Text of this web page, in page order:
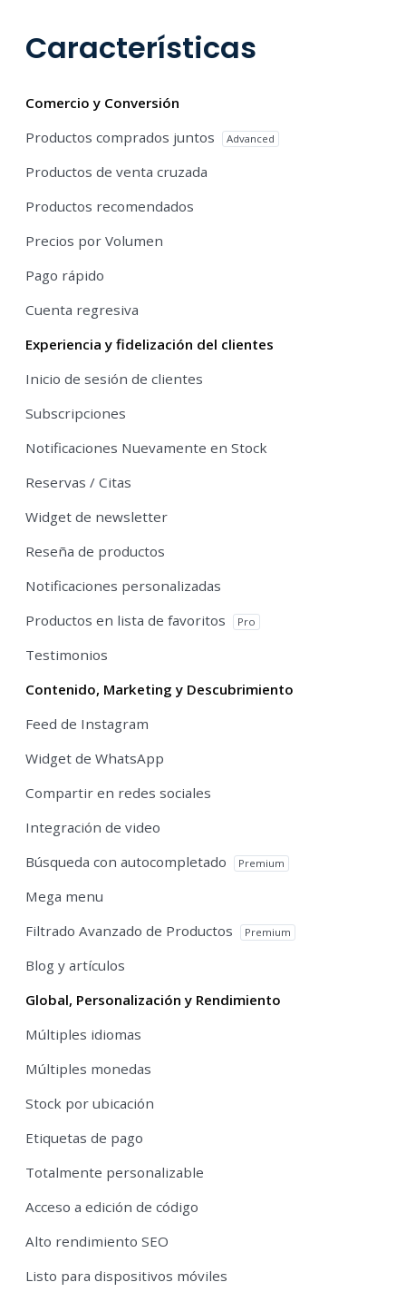
Características
Comercio y Conversión
Productos comprados juntos
Advanced
Productos de venta cruzada
Productos recomendados
Precios por Volumen
Pago rápido
Cuenta regresiva
Experiencia y fidelización del clientes
Inicio de sesión de clientes
Subscripciones
Notificaciones Nuevamente en Stock
Reservas / Citas
Widget de newsletter
Reseña de productos
Notificaciones personalizadas
Productos en lista de favoritos
Pro
Testimonios
Contenido, Marketing y Descubrimiento
Feed de Instagram
Widget de WhatsApp
Compartir en redes sociales
Integración de video
Búsqueda con autocompletado
Premium
Mega menu
Filtrado Avanzado de Productos
Premium
Blog y artículos
Global, Personalización y Rendimiento
Múltiples idiomas
Múltiples monedas
Stock por ubicación
Etiquetas de pago
Totalmente personalizable
Acceso a edición de código
Alto rendimiento SEO
Listo para dispositivos móviles